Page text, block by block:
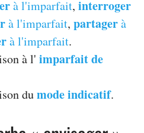
à l'imparfait, interroger
à l'imparfait, partagerà
à l'imparfait.
à l' imparfait de
dumode indicatif.